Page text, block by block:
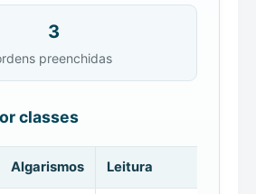
3
preenchidas
classes
Algarismos Leitura